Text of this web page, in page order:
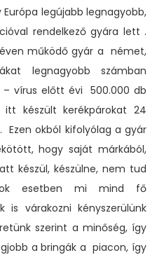
legújabb legnagyobb,
rendelkező gyára lett .
működő gyár a német,
legnagyobb számban
– vírus előtt évi 500.000 db
készült kerékpárokat 24
Ezen okból kifolyólag a gyár
hogy saját márkából,
készül, készülne, nem tud
esetben mi mind fő
is várakozni kényszerülünk
szerint a minőség, így
a bringák a piacon, így